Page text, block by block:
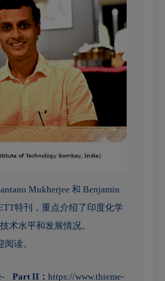
Mukherjee 和 Benjamin
特刊，重点介绍了印度化学
术水平和发展情况。
阅读。
Part II： https://www.thieme-